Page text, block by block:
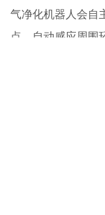
气净化机器人会自
点，自动感应周围